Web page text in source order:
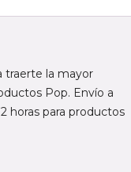
traerte la mayor
Pop. Envío a
horas para productos